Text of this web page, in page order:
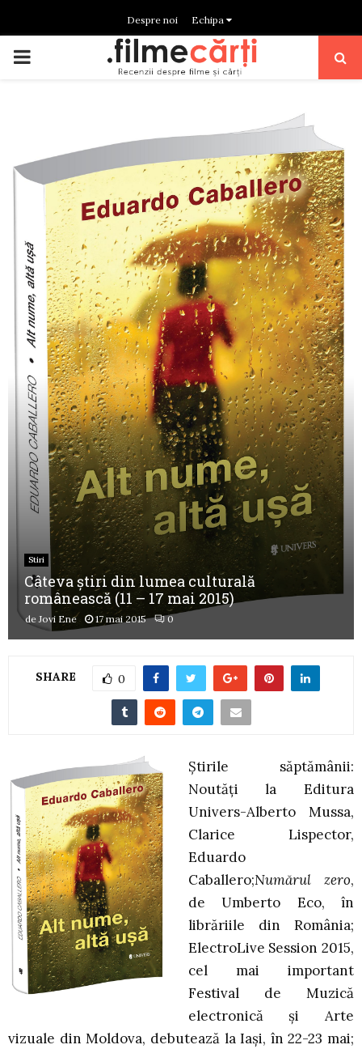
Despre noi Echipa
PRIMARY
Stiri
Câteva știri din lumea culturală
românească (11 – 17 mai 2015)
de Jovi Ene 17 mai 2015 0
SHARE 0
Știrile săptămânii:
Noutăți la Editura
Univers-Alberto Mussa,
Clarice Lispector,
Eduardo
Caballero;Numărul zero,
de Umberto Eco, în
librăriile din România;
ElectroLive Session 2015,
cel mai important
Festival de Muzică
electronică şi Arte
vizuale din Moldova, debutează la Iaşi, în 22-23 mai;